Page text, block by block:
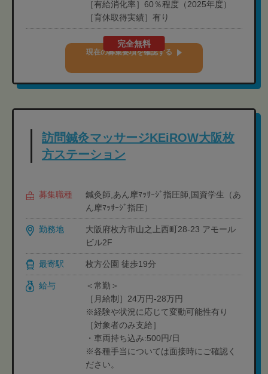
［有給消化率］60％程度（2025年度）
［育休取得実績］有り
完全無料
現在の募集要項を確認する
訪問鍼灸マッサージKEiROW大阪枚
方ステーション
募集職種
鍼灸師,あん摩ﾏｯｻｰｼﾞ指圧師,国資学生（あ
ん摩ﾏｯｻｰｼﾞ指圧）
勤務地
大阪府枚方市山之上西町28-23 アモール
ビル2F
最寄駅 枚方公園 徒歩19分
給与
＜常勤＞
［月給制］24万円-28万円
※経験や状況に応じて変動可能性有り
［対象者のみ支給］
・車両持ち込み:500円/日
※各種手当については面接時にご確認く
ださい。